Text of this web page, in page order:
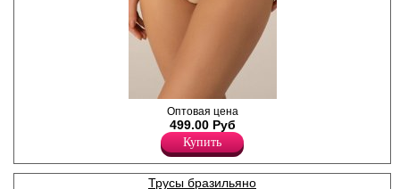
Нейлон 51%
Эластан 5%
Трусики бразилиана женские
из мягкого и эластичного
материала, бесшовные, с
лазерной обработкой шва,
однотонные, со средней
линией талии. Удобная и
комфортная модель для
Оптовая цена
499.00 Руб
Купить
Трусы бразильяно